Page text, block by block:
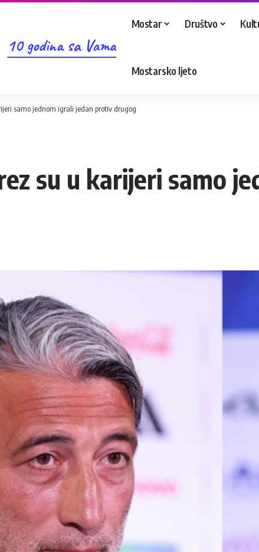
10 godina sa Vama
Mostar Društvo
Mostarsko ljeto
samo jednom igrali jedan protiv drugog
su u karijeri samo